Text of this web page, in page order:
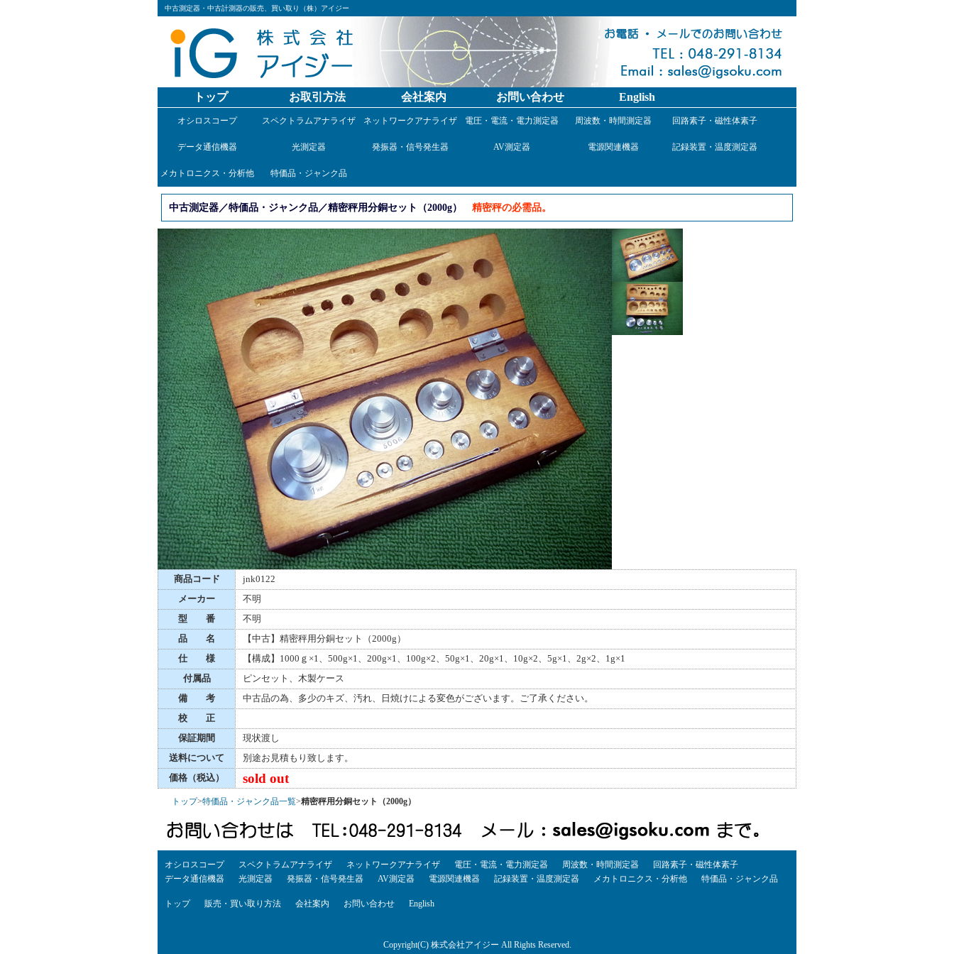
中古測定器・中古計測器の販売、買い取り（株）アイジー
トップ お取引方法 会社案内 お問い合わせ English
オシロスコープ スペクトラムアナライザ ネットワークアナライザ 電圧・電流・電力測定器 周波数・時間測定器 回路素子・磁性体素子
データ通信機器 光測定器 発振器・信号発生器 AV測定器 電源関連機器 記録装置・温度測定器
メカトロニクス・分析他 特価品・ジャンク品
中古測定器／特価品・ジャンク品／精密秤用分銅セット（2000g） 精密秤の必需品。
商品コード
jnk0122
メーカー
不明
型 番
不明
品 名
【中古】精密秤用分銅セット（2000g）
仕 様
【構成】1000ｇ×1、500g×1、200g×1、100g×2、50g×1、20g×1、10g×2、5g×1、2g×2、1g×1
付属品
ピンセット、木製ケース
備 考
中古品の為、多少のキズ、汚れ、日焼けによる変色がございます。ご了承ください。
校 正
保証期間
現状渡し
送料について
別途お見積もり致します。
価格（税込）
sold out
トップ>特価品・ジャンク品一覧>精密秤用分銅セット（2000g）
オシロスコープ スペクトラムアナライザ ネットワークアナライザ 電圧・電流・電力測定器 周波数・時間測定器
回路素子・磁性体素子
データ通信機器
光測定器 発振器・信号発生器 AV測定器 電源関連機器 記録装置・温度測定器 メカトロニクス・分析他 特価品・ジャンク品
トップ 販売・買い取り方法 会社案内 お問い合わせ English
Copyright(C) 株式会社アイジー All Rights Reserved.